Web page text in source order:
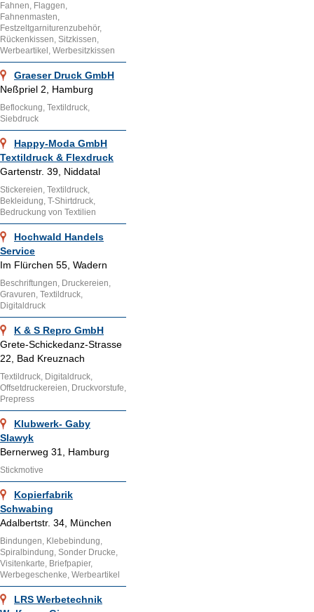
Fahnen, Flaggen,
Fahnenmasten,
Festzeltgarniturenzubehör,
Rückenkissen, Sitzkissen,
Werbeartikel, Werbesitzkissen
Graeser Druck GmbH
Neßpriel 2, Hamburg
Beflockung, Textildruck,
Siebdruck
Happy-Moda GmbH
Textildruck & Flexdruck
Gartenstr. 39, Niddatal
Stickereien, Textildruck,
Bekleidung, T-Shirtdruck,
Bedruckung von Textilien
Hochwald Handels
Service
Im Flürchen 55, Wadern
Beschriftungen, Druckereien,
Gravuren, Textildruck,
Digitaldruck
K & S Repro GmbH
Grete-Schickedanz-Strasse
22, Bad Kreuznach
Textildruck, Digitaldruck,
Offsetdruckereien, Druckvorstufe,
Prepress
Klubwerk- Gaby
Slawyk
Bernerweg 31, Hamburg
Stickmotive
Kopierfabrik
Schwabing
Adalbertstr. 34, München
Bindungen, Klebebindung,
Spiralbindung, Sonder Drucke,
Visitenkarte, Briefpapier,
Werbegeschenke, Werbeartikel
LRS Werbetechnik